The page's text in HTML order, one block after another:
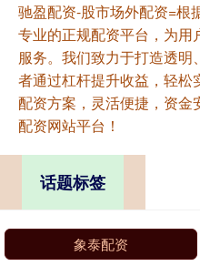
驰盈配资-股市场外配资=根
专业的正规配资平台，为用
服务。我们致力于打造透
者通过杠杆提升收益，轻松
配资方案，灵活便捷，资金
配资网站平台！
话题标签
象泰配资